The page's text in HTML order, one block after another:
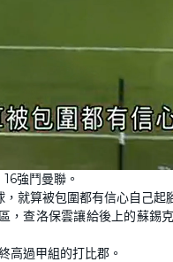
強鬥曼聯。
就算被包圍都有信心自己起
，查洛保雲讓給後上的蘇
高過甲組的打比郡。